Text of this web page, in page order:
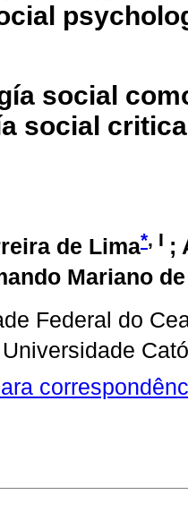
social
social
de Lima*, I ;
Mariano
Federal do